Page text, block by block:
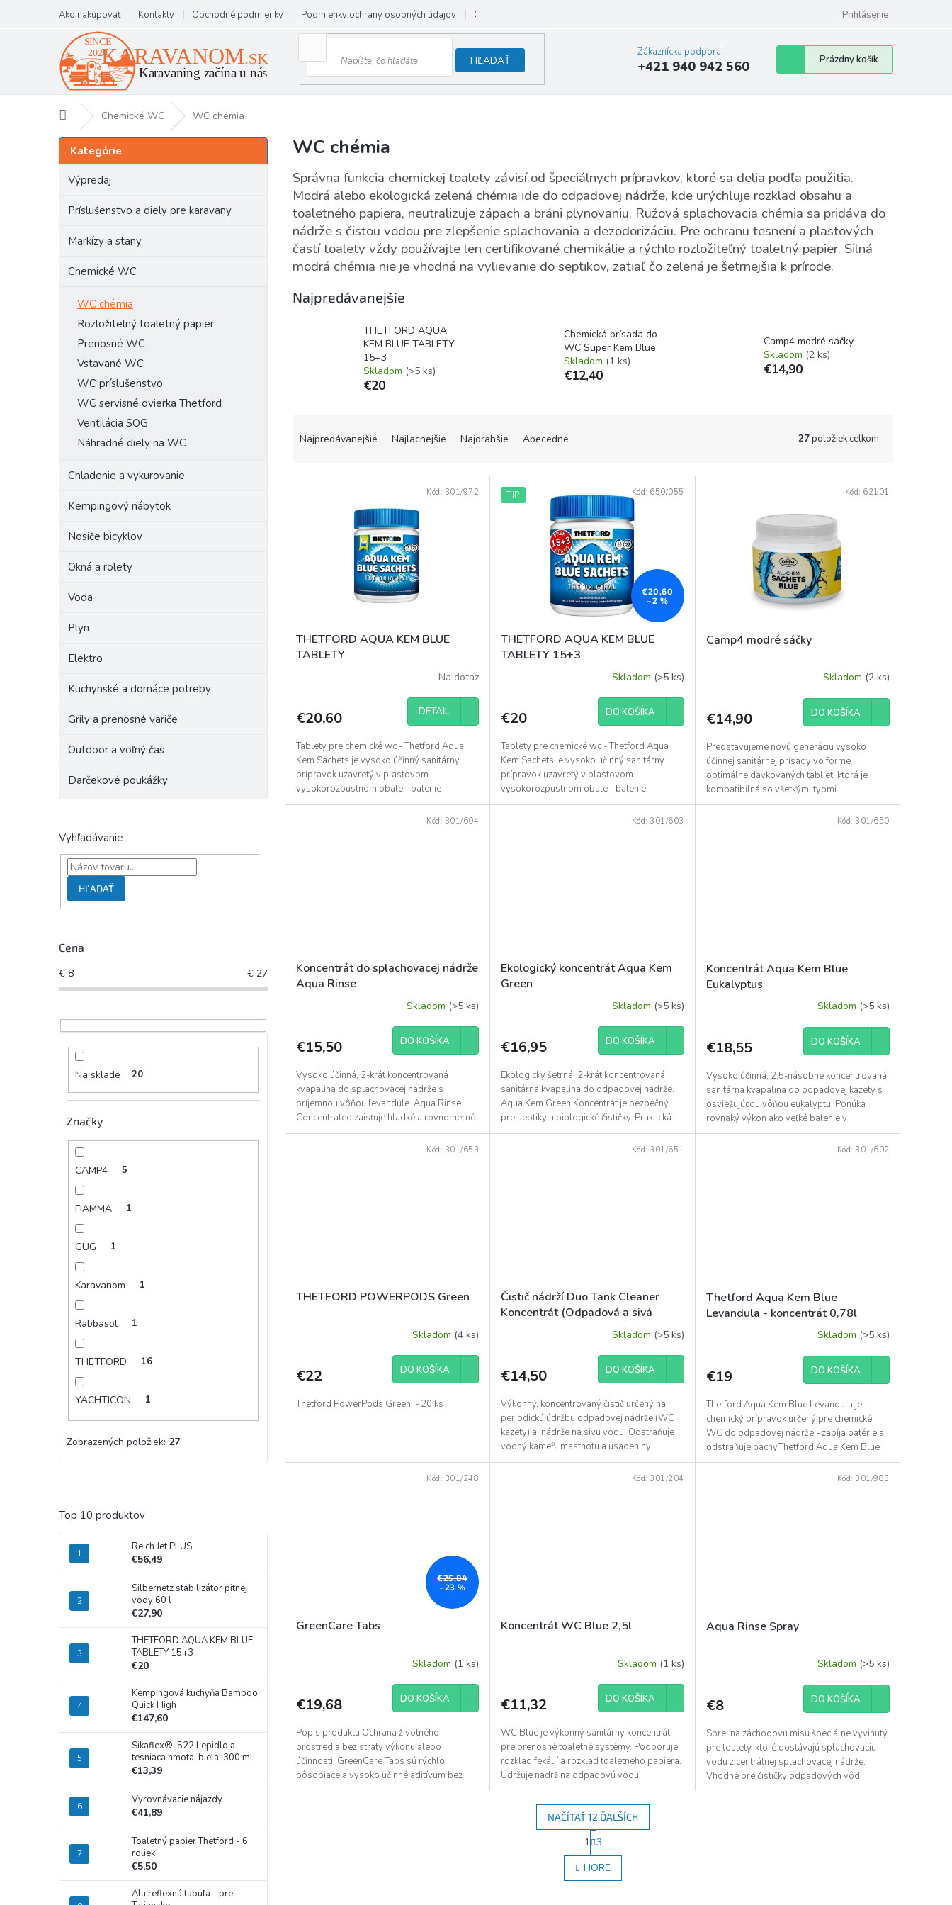
obsah
Ako nakupovať Kontakty Obchodné podmienky Podmienky ochrany osobných údajov Odstúpenie od zmluvy Prihlásenie
HĽADAŤ
Zákaznícka podpora:
+421 940 942 560
Nákupný
košík
Prázdny košík
DomovChemické WC WC chémia
B
o
Preskočiť
kategórie
Kategórie
Výpredaj
Príslušenstvo a diely pre karavany
Markízy a stany
Chemické WC
WC chémia
Rozložitelný toaletný papier
Prenosné WC
Vstavané WC
WC príslušenstvo
WC servisné dvierka Thetford
Ventilácia SOG
Náhradné diely na WC
Chladenie a vykurovanie
Kempingový nábytok
Nosiče bicyklov
Okná a rolety
Voda
Plyn
Elektro
Kuchynské a domáce potreby
Grily a prenosné variče
Outdoor a voľný čas
Darčekové poukážky
Vyhľadávanie
HĽADAŤ
Cena
€ 8 € 27
Na sklade 20
Značky
CAMP4 5
FIAMMA 1
GUG 1
Karavanom 1
Rabbasol 1
THETFORD 16
YACHTICON 1
Zobrazených položiek: 27
Top 10 produktov
Reich Jet PLUS
€56,49
Silbernetz stabilizátor pitnej
vody 60 l
€27,90
THETFORD AQUA KEM BLUE
TABLETY 15+3
€20
Kempingová kuchyňa Bamboo
Quick High
€147,60
Sikaflex®-522 Lepidlo a
tesniaca hmota, biela, 300 ml
€13,39
Vyrovnávacie nájazdy
€41,89
Toaletný papier Thetford - 6
roliek
€5,50
Alu reflexná tabuľa - pre
WC chémia
Správna funkcia chemickej toalety závisí od špeciálnych prípravkov, ktoré sa delia podľa použitia.
Modrá alebo ekologická zelená chémia ide do odpadovej nádrže, kde urýchľuje rozklad obsahu a
toaletného papiera, neutralizuje zápach a bráni plynovaniu. Ružová splachovacia chémia sa pridáva do
nádrže s čistou vodou pre zlepšenie splachovania a dezodorizáciu. Pre ochranu tesnení a plastových
častí toalety vždy používajte len certifikované chemikálie a rýchlo rozložiteľný toaletný papier. Silná
modrá chémia nie je vhodná na vylievanie do septikov, zatiaľ čo zelená je šetrnejšia k prírode.
Najpredávanejšie
THETFORD AQUA
KEM BLUE TABLETY
15+3
Skladom (>5 ks)
€20
Chemická prísada do
WC Super Kem Blue
Skladom (1 ks)
€12,40
Camp4 modré sáčky
Skladom (2 ks)
€14,90
o
v
Najpredávanejšie Najlacnejšie Najdrahšie Abecedne 27položiek celkom
k
t
THETFORD AQUA KEM BLUE
TABLETY
Na dotaz
€20,60 DETAIL
Tablety pre chemické wc - Thetford Aqua
Kem Sachets je vysoko účinný sanitárny
prípravok uzavretý v plastovom
vysokorozpustnom obale - balenie
obsahuje 15 ks.
Kód: 301/972 TIP
€20,60
–2 %
THETFORD AQUA KEM BLUE
TABLETY 15+3
Skladom (>5 ks)
€20 DO KOŠÍKA
Tablety pre chemické wc - Thetford Aqua
Kem Sachets je vysoko účinný sanitárny
prípravok uzavretý v plastovom
vysokorozpustnom obale - balenie
obsahuje 18 ks.
Kód: 650/055
Camp4 modré sáčky
Skladom (2 ks)
€14,90 DO KOŠÍKA
Predstavujeme novú generáciu vysoko
účinnej sanitárnej prísady vo forme
optimálne dávkovaných tabliet, ktorá je
kompatibilná so všetkými typmi
kempingových a chemických toaliet.
Kód: 62101
Koncentrát do splachovacej nádrže
Aqua Rinse
Skladom (>5 ks)
€15,50 DO KOŠÍKA
Vysoko účinná, 2-krát koncentrovaná
kvapalina do splachovacej nádrže s
príjemnou vôňou levandule. Aqua Rinse
Concentrated zaisťuje hladké a rovnomerné
splachovanie, bráni...
Kód: 301/604
Ekologický koncentrát Aqua Kem
Green
Skladom (>5 ks)
€16,95 DO KOŠÍKA
Ekologicky šetrná, 2-krát koncentrovaná
sanitárna kvapalina do odpadovej nádrže.
Aqua Kem Green Koncentrát je bezpečný
pre septiky a biologické čističky. Praktická
malá fľaša...
Kód: 301/603
Koncentrát Aqua Kem Blue
Eukalyptus
Skladom (>5 ks)
€18,55 DO KOŠÍKA
Vysoko účinná, 2,5-násobne koncentrovaná
sanitárna kvapalina do odpadovej kazety s
osviežujúcou vôňou eukalyptu. Ponúka
rovnaký výkon ako veľké balenie v
kompaktnej fľaši....
Kód: 301/650
THETFORD POWERPODS Green
Skladom (4 ks)
€22 DO KOŠÍKA
Thetford PowerPods Green - 20 ks
Kód: 301/653
Čistič nádrží Duo Tank Cleaner
Koncentrát (Odpadová a sivá
Skladom (>5 ks)
€14,50 DO KOŠÍKA
Výkonný, koncentrovaný čistič určený na
periodickú údržbu odpadovej nádrže (WC
kazety) aj nádrže na sivú vodu. Odstraňuje
vodný kameň, mastnotu a usadeniny.
Zabezpečuje dlhú...
Kód: 301/651
Thetford Aqua Kem Blue
Levandula - koncentrát 0,78l
Skladom (>5 ks)
€19 DO KOŠÍKA
Thetford Aqua Kem Blue Levandula je
chemický prípravok určený pre chemické
WC do odpadovej nádrže - zabíja batérie a
odstraňuje pachy.Thetford Aqua Kem Blue
koncentrát je veľmi...
Kód: 301/602
€25,84
–23 %
GreenCare Tabs
Skladom (1 ks)
€19,68 DO KOŠÍKA
Popis produktu Ochrana životného
prostredia bez straty výkonu alebo
účinnosti! GreenCare Tabs sú rýchlo
pôsobiace a vysoko účinné aditívum bez
Kód: 301/248
Koncentrát WC Blue 2,5l
Skladom (1 ks)
€11,32 DO KOŠÍKA
WC Blue je výkonný sanitárny koncentrát
pre prenosné toaletné systémy. Podporuje
rozklad fekálií a rozklad toaletného papiera.
Udržuje nádrž na odpadovú vodu
Kód: 301/204
Aqua Rinse Spray
Skladom (>5 ks)
€8 DO KOŠÍKA
Sprej na záchodovú misu špeciálne vyvinutý
pre toalety, ktoré dostávajú splachovaciu
vodu z centrálnej splachovacej nádrže.
Vhodné pre čističky odpadových vôd
Kód: 301/983
O
v
l
NAČÍTAŤ 12 ĎALŠÍCH
S
t
r
á
n
1 3
HORE